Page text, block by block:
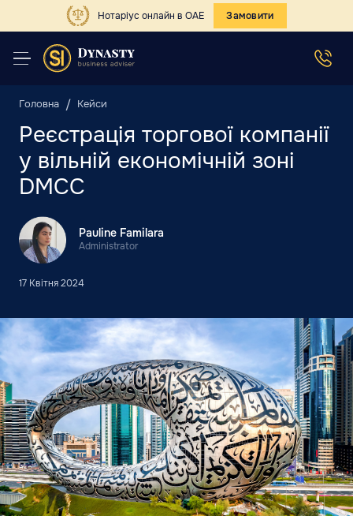
Нотаріус онлайн в ОАЕ Замовити
Головна Кейси
Реєстрація торгової компанії
у вільній економічній зоні
DMCC
Pauline Familara
Administrator
17 Квітня 2024